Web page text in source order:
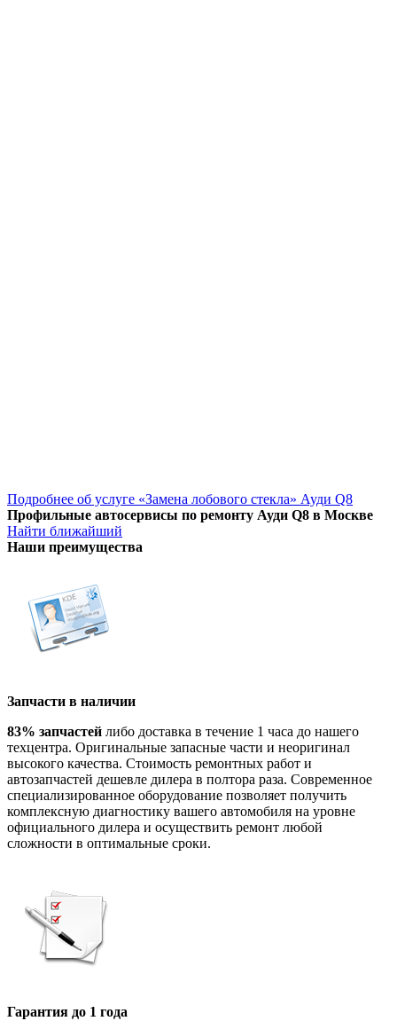
Подробнее об услуге «Замена лобового стекла» Ауди Q8
Профильные автосервисы по ремонту Ауди Q8 в Москве
Найти ближайший
Наши преимущества
Запчасти в наличии
83% запчастей либо доставка в течение 1 часа до нашего
техцентра. Оригинальные запасные части и неоригинал
высокого качества. Стоимость ремонтных работ и
автозапчастей дешевле дилера в полтора раза. Современное
специализированное оборудование позволяет получить
комплексную диагностику вашего автомобиля на уровне
официального дилера и осуществить ремонт любой
сложности в оптимальные сроки.
Гарантия до 1 года